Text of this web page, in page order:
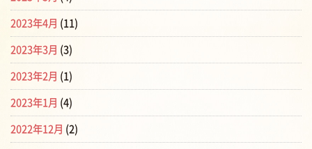
2023年4月 (11)
2023年3月 (3)
2023年2月 (1)
2023年1月 (4)
2022年12月 (2)